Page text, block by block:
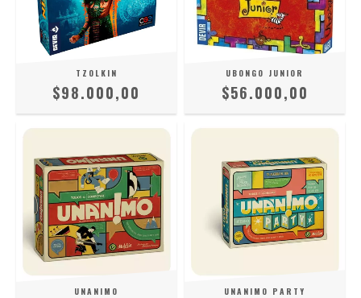
TZOLKIN
$98.000,00
UBONGO JUNIOR
$56.000,00
UNANIMO UNANIMO PARTY